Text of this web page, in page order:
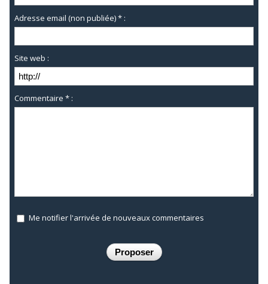
Adresse email (non publiée) * :
Site web :
Commentaire * :
Me notifier l'arrivée de nouveaux commentaires